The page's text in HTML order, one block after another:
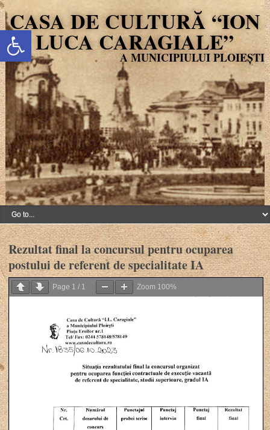
Deschide bara de unelte
CASA DE CULTURĂ “ION
LUCA CARAGIALE”
Rezultat final la concursul pentru ocuparea
postului de referent de specialitate IA
Page 1 / 1 Zoom 100%